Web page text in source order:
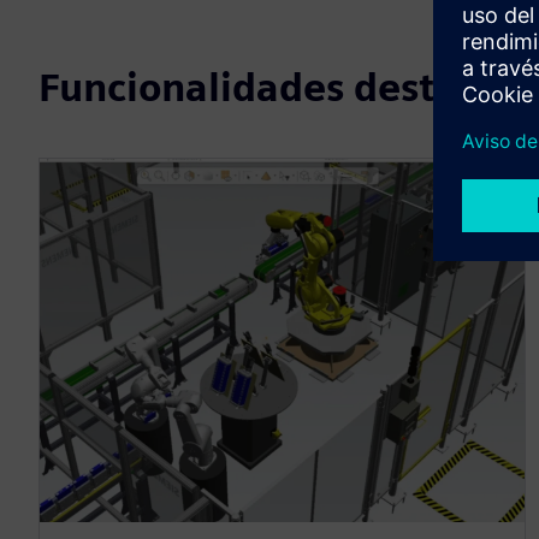
Funcionalidades